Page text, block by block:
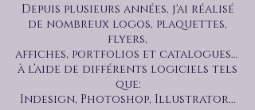
Depuis plusieurs années, j'ai réalisé
de nombreux logos, plaquettes,
flyers,
affiches, portfolios et catalogues…
à l’aide de différents logiciels tels
que:
Indesign, Photoshop, Illustrator...